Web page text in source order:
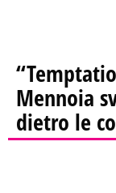
Mennoia
dietro le